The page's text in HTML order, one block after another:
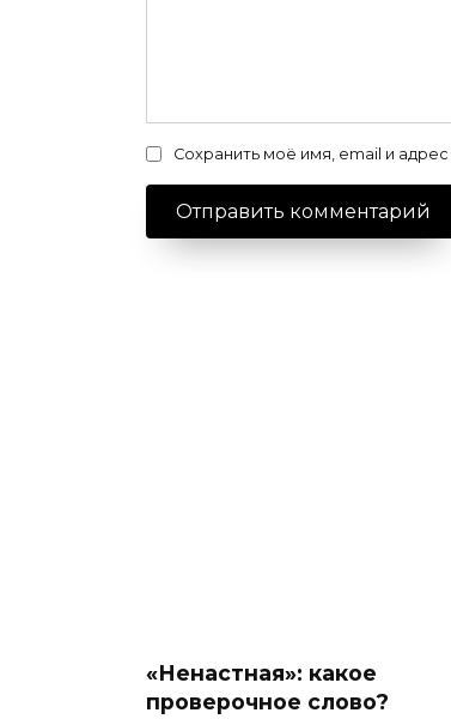
Сохранить моё имя, email и
«Ненастная»: какое
проверочное слово?